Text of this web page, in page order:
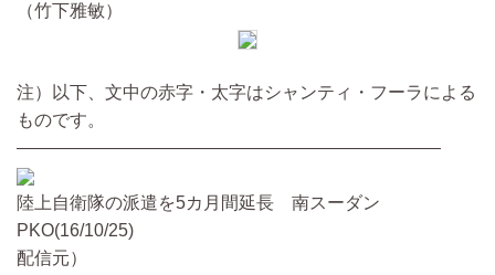
（竹下雅敏）
注）以下、文中の赤字・太字はシャンティ・フーラによる
ものです。
――――――――――――――――――――――――
陸上自衛隊の派遣を5カ月間延長 南スーダン
PKO(16/10/25)
配信元）